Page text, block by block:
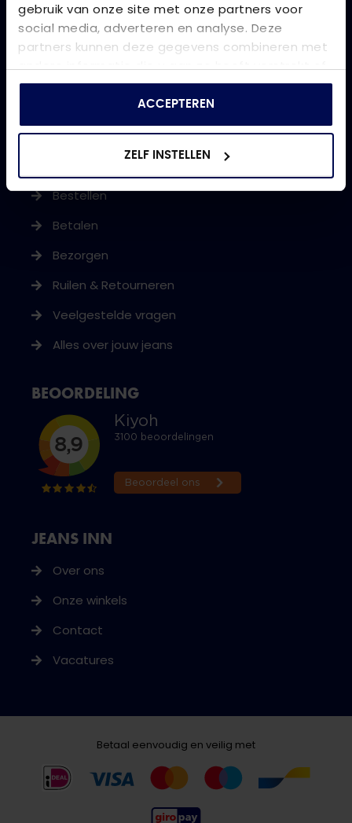
gebruik van onze site met onze partners voor
social media, adverteren en analyse. Deze
partners kunnen deze gegevens combineren met
andere informatie die u aan ze heeft verstrekt of
die ze hebben verzameld op basis van uw gebruik
ACCEPTEREN
ZELF INSTELLEN
0118 473 250
webshop@jeansinn.nl
JEANS INN
Over ons
Onze winkels
Contact
Vacatures
KLANTENSERVICE
Bestellen
Betalen
Bezorgen
Ruilen & Retourneren
Veelgestelde vragen
Alles over jouw jeans
BEOORDELING
Betaal eenvoudig en veilig met